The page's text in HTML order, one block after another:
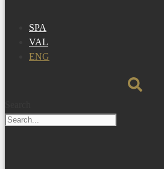
SPA
VAL
ENG